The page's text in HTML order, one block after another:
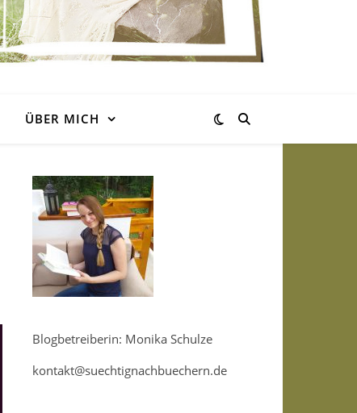
ÜBER MICH
Blogbetreiberin: Monika Schulze
kontakt@suechtignachbuechern.de